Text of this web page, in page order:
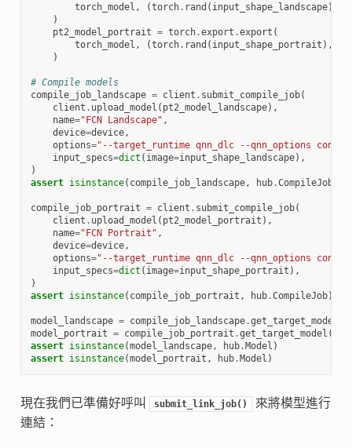
torch_model , (torch. rand ( input_shape_landscape),)
)
pt2_model_portrait = torch.export .export (
torch_model , (torch. rand ( input_shape_portrait ),)
)
# Compile models
compile_job_landscape = client . submit_compile_job(
client . upload_model ( pt2_model_landscape),
name="FCN Landscape" ,
device=device,
options="--target_runtime qnn_dlc --qnn_options
input_specs=dict ( image=input_shape_landscape),
)
assert isinstance( compile_job_landscape, hub.CompileJob
compile_job_portrait = client . submit_compile_job(
client . upload_model ( pt2_model_portrait ),
name="FCN Portrait" ,
device=device,
options="--target_runtime qnn_dlc --qnn_options
input_specs=dict ( image=input_shape_portrait ),
)
assert isinstance( compile_job_portrait , hub.CompileJob)
model_landscape = compile_job_landscape.get_target_model
model_portrait = compile_job_portrait .get_target_model ()
assert isinstance(model_landscape, hub.Model )
assert isinstance(model_portrait , hub.Model )
現在我們已準備好呼叫 submit_link_job()
來將模型進行
連結：